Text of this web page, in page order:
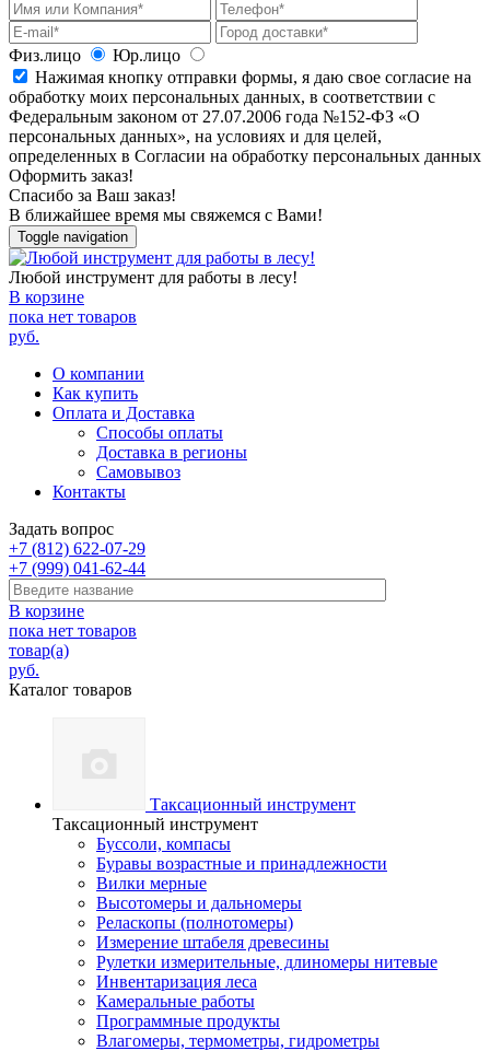
Физ.лицо
Юр.лицо
Нажимая кнопку отправки формы, я даю свое согласие на
обработку моих персональных данных, в соответствии с
Федеральным законом от 27.07.2006 года №152-ФЗ «О
персональных данных», на условиях и для целей,
определенных в Согласии на обработку персональных данных
Оформить заказ!
Спасибо за Ваш заказ!
В ближайшее время мы свяжемся с Вами!
Toggle navigation
Любой инструмент для работы в лесу!
В корзине
пока нет товаров
руб.
О компании
Как купить
Оплата и Доставка
Способы оплаты
Доставка в регионы
Самовывоз
Контакты
Задать вопрос
+7 (812) 622-07-29
+7 (999) 041-62-44
В корзине
пока нет товаров
товар(а)
руб.
Каталог товаров
Таксационный инструмент
Таксационный инструмент
Буссоли, компасы
Буравы возрастные и принадлежности
Вилки мерные
Высотомеры и дальномеры
Реласкопы (полнотомеры)
Измерение штабеля древесины
Рулетки измерительные, длиномеры нитевые
Инвентаризация леса
Камеральные работы
Программные продукты
Влагомеры, термометры, гидрометры